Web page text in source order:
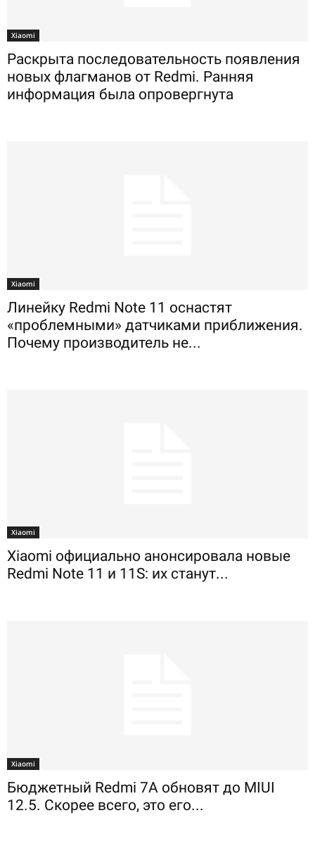
Xiaomi
Раскрыта последовательность появления
новых флагманов от Redmi. Ранняя
информация была опровергнута
Xiaomi
Линейку Redmi Note 11 оснастят
«проблемными» датчиками приближения.
Почему производитель не...
Xiaomi
Xiaomi официально анонсировала новые
Redmi Note 11 и 11S: их станут...
Xiaomi
Бюджетный Redmi 7A обновят до MIUI
12.5. Скорее всего, это его...